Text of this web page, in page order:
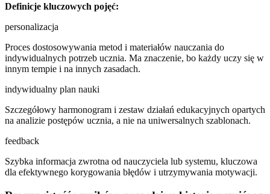
Definicje kluczowych pojęć:
personalizacja
Proces dostosowywania metod i materiałów nauczania do
indywidualnych potrzeb ucznia. Ma znaczenie, bo każdy uczy się w
innym tempie i na innych zasadach.
indywidualny plan nauki
Szczegółowy harmonogram i zestaw działań edukacyjnych opartych
na analizie postępów ucznia, a nie na uniwersalnych szablonach.
feedback
Szybka informacja zwrotna od nauczyciela lub systemu, kluczowa
dla efektywnego korygowania błędów i utrzymywania motywacji.